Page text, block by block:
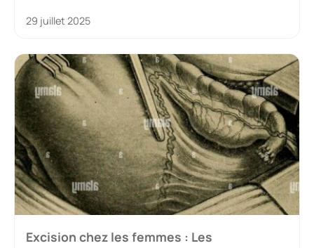
29 juillet 2025
Excision chez les femmes : Les